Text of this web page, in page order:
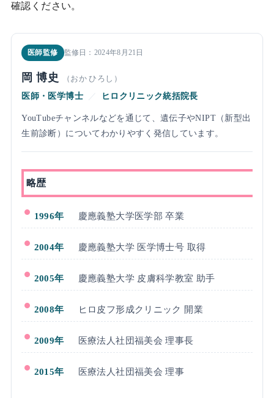
確認ください。
医師監修 監修日：2024年8月21日
岡 博史
（おか ひろし）
医師・医学博士
／ ヒロクリニック統括院長
YouTubeチャンネルなどを通じて、遺伝子やNIPT（新型出
生前診断）についてわかりやすく発信しています。
略歴
1996年 慶應義塾大学医学部 卒業
2004年 慶應義塾大学 医学博士号 取得
2005年 慶應義塾大学 皮膚科学教室 助手
2008年 ヒロ皮フ形成クリニック 開業
2009年 医療法人社団福美会 理事長
2015年 医療法人社団福美会 理事